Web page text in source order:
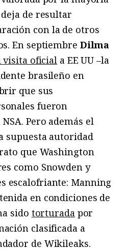
de resultar
con la de otros
En septiembre Dilma
visita oficial a EE UU –la
brasileño en
que sus
fueron
Pero además el
supuesta autoridad
que Washington
como Snowden y
escalofriante: Manning
en condiciones de
sido torturadapor
clasificada a
de Wikileaks.